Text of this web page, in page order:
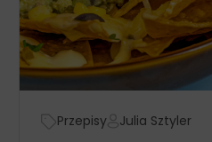
Przepisy Julia Sztyler